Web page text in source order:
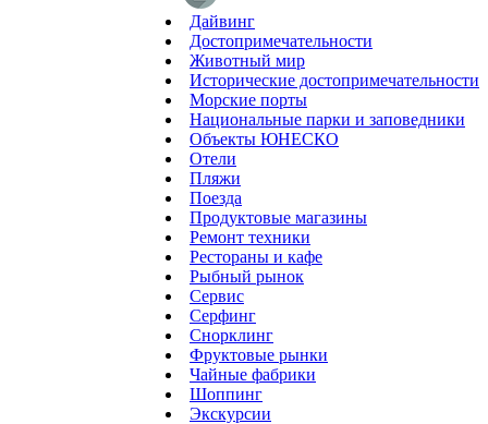
Дайвинг
Достопримечательности
Животный мир
Исторические достопримечательности
Морские порты
Национальные парки и заповедники
Объекты ЮНЕСКО
Отели
Пляжи
Поезда
Продуктовые магазины
Ремонт техники
Рестораны и кафе
Рыбный рынок
Сервис
Серфинг
Снорклинг
Фруктовые рынки
Чайные фабрики
Шоппинг
Экскурсии